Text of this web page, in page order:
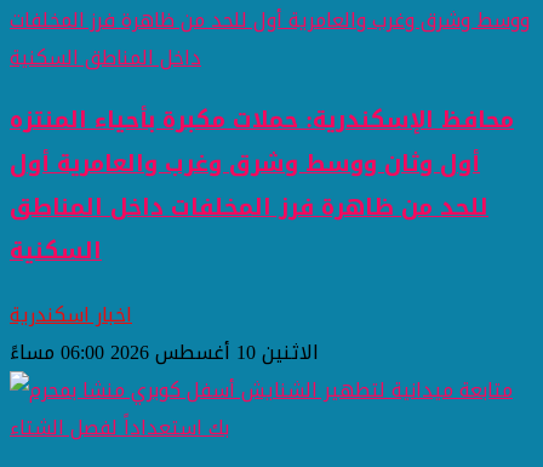
محافظ الإسكندرية: حملات مكبرة بأحياء المنتزه
أول وثان ووسط وشرق وغرب والعامرية أول
للحد من ظاهرة فرز المخلفات داخل المناطق
السكنية
اخبار اسكندرية
الاثنين 10 أغسطس 2026 06:00 مساءً